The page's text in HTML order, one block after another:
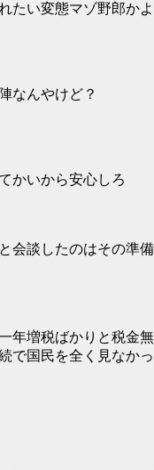
たい変態マゾ野郎かよ
なんやけど？
かいから安心しろ
会談したのはその準備
年増税ばかりと税金無
で国民を全く見なかっ